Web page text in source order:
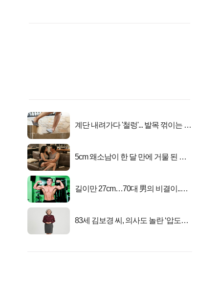
계단 내려가다 '철렁'... 발목 꺾이는 이
5cm 왜소남이 한 달 만에 거물 된 사
길이만 27cm…70대 男의 비결이..충
83세 김보경 씨, 의사도 놀란 ‘압도적